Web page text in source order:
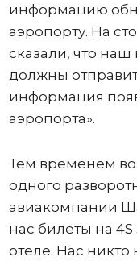
информацию
аэропорту. На
сказали, что
должны
информация
аэропорта».
Тем временем
одного
авиакомпании
нас билеты на
отеле. Нас никто